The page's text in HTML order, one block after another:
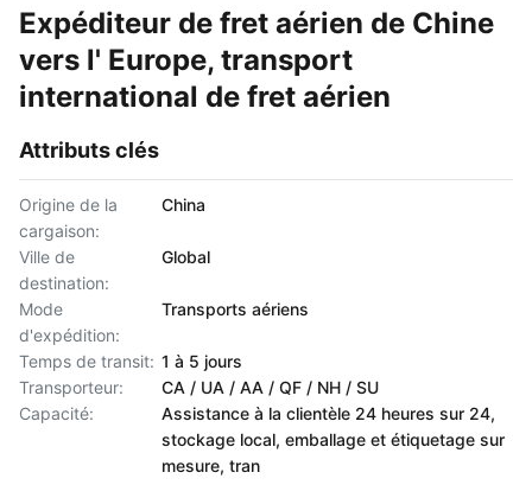
Expéditeur de fret aérien de Chine
vers l' Europe, transport
international de fret aérien
Attributs clés
Origine de la
cargaison:
China
Ville de
destination:
Global
Mode
d'expédition:
Transports aériens
Temps de transit: 1 à 5 jours
Transporteur:
CA / UA / AA / QF / NH / SU
Capacité:
Assistance à la clientèle 24 heures sur 24,
stockage local, emballage et étiquetage sur
mesure, tran